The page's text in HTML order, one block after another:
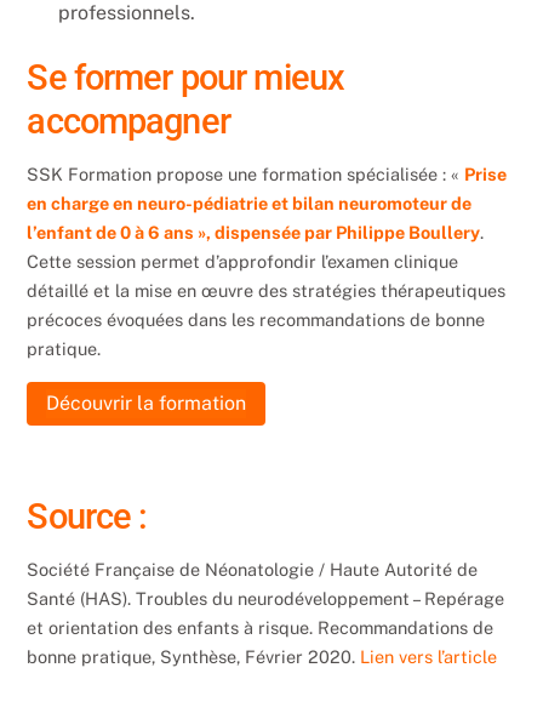
professionnels.
Se former pour mieux
accompagner
SSK Formation propose une formation spécialisée : « Prise
en charge en neuro-pédiatrie et bilan neuromoteur de
l’enfant de 0 à 6 ans », dispensée par Philippe Boullery.
Cette session permet d’approfondir l’examen clinique
détaillé et la mise en œuvre des stratégies thérapeutiques
précoces évoquées dans les recommandations de bonne
pratique.
Découvrir la formation
Source :
Société Française de Néonatologie / Haute Autorité de
Santé (HAS). Troubles du neurodéveloppement – Repérage
et orientation des enfants à risque. Recommandations de
bonne pratique, Synthèse, Février 2020. Lien vers l’article